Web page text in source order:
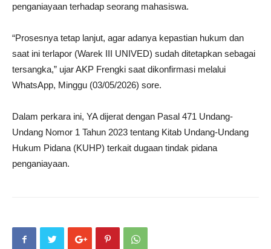
penganiayaan terhadap seorang mahasiswa.
“Prosesnya tetap lanjut, agar adanya kepastian hukum dan
saat ini terlapor (Warek III UNIVED) sudah ditetapkan sebagai
tersangka,” ujar AKP Frengki saat dikonfirmasi melalui
WhatsApp, Minggu (03/05/2026) sore.
Dalam perkara ini, YA dijerat dengan Pasal 471 Undang-
Undang Nomor 1 Tahun 2023 tentang Kitab Undang-Undang
Hukum Pidana (KUHP) terkait dugaan tindak pidana
penganiayaan.